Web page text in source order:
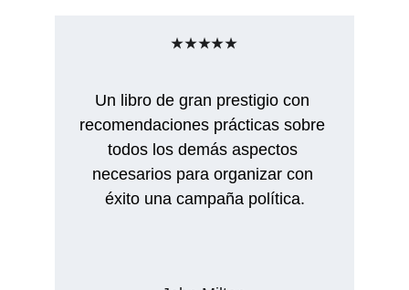
Un libro de gran prestigio con
recomendaciones prácticas sobre
todos los demás aspectos
necesarios para organizar con
éxito una campaña política.
★★★★★